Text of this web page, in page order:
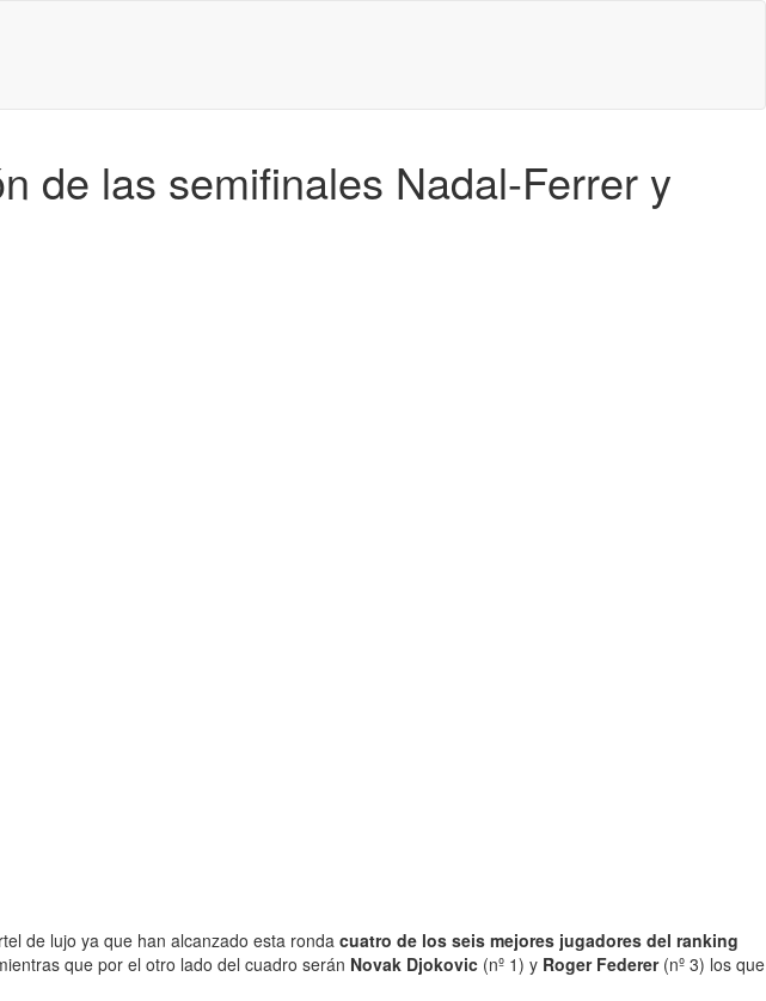
de las semifinales Nadal-Ferrer y
de lujo ya que han alcanzado esta ronda cuatro de los seis mejores jugadores del ranking
que por el otro lado del cuadro serán Novak Djokovic (nº 1) y Roger Federer(nº 3) los que